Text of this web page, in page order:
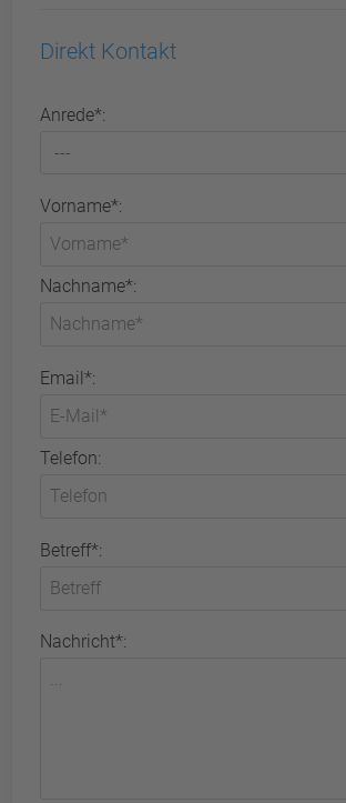
Direkt Kontakt
Anrede*:
Vorname*:
Nachname*:
Email*:
Telefon:
Betreff*:
Nachricht*: